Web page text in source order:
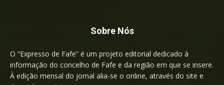
Sobre Nós
O “Expresso de Fafe” é um projeto editorial dedicado à
informação do concelho de Fafe e da região em que se insere.
À edição mensal do jornal alia-se o online, através do site e